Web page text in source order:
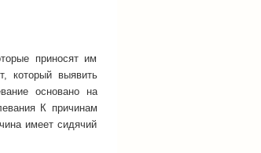
приносят им
который выявить
основано на
К причинам
имеет сидячий